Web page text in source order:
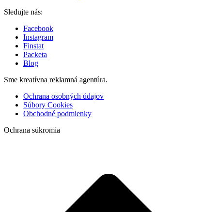
Sledujte nás:
Facebook
Instagram
Finstat
Packeta
Blog
Sme kreatívna reklamná agentúra.
Ochrana osobných údajov
Súbory Cookies
Obchodné podmienky
Ochrana súkromia